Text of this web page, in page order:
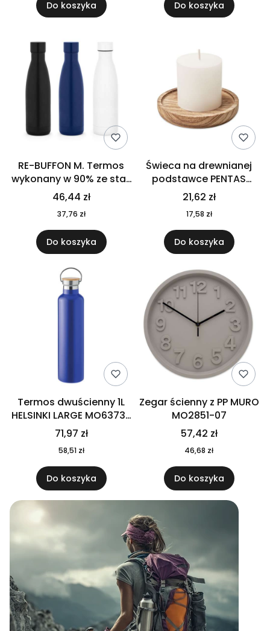
Do koszyka Do koszyka
RE-BUFFON M. Termos
wykonany w 90% ze stali
nierdzewnej
pochodzącej z
recyklingu 520 ml 94294
46,44 zł
37,76 zł
Do koszyka
Świeca na drewnianej
podstawce PENTAS
MO6282-40
21,62 zł
17,58 zł
Do koszyka
Termos dwuścienny 1L
HELSINKI LARGE MO6373-
04
71,97 zł
58,51 zł
Do koszyka
Zegar ścienny z PP MURO
MO2851-07
57,42 zł
46,68 zł
Do koszyka